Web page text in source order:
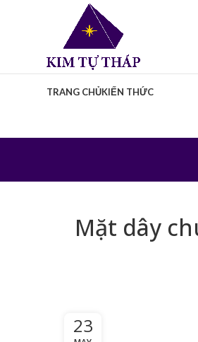
TRANG CHỦKIẾN THỨC
Mặt dây
23